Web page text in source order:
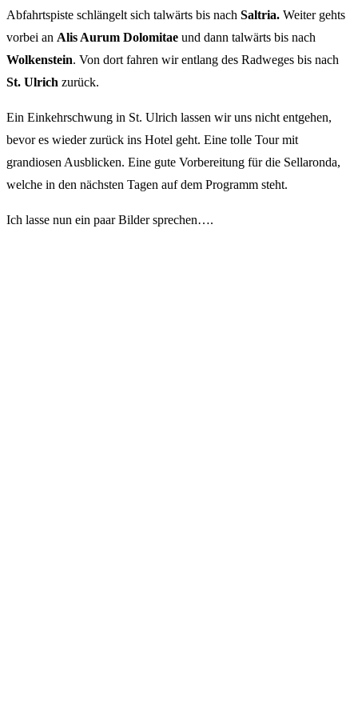
Abfahrtspiste schlängelt sich talwärts bis nach Saltria. Weiter gehts
vorbei an Alis Aurum Dolomitae und dann talwärts bis nach
Wolkenstein. Von dort fahren wir entlang des Radweges bis nach
St. Ulrich zurück.
Ein Einkehrschwung in St. Ulrich lassen wir uns nicht entgehen,
bevor es wieder zurück ins Hotel geht. Eine tolle Tour mit
grandiosen Ausblicken. Eine gute Vorbereitung für die Sellaronda,
welche in den nächsten Tagen auf dem Programm steht.
Ich lasse nun ein paar Bilder sprechen….